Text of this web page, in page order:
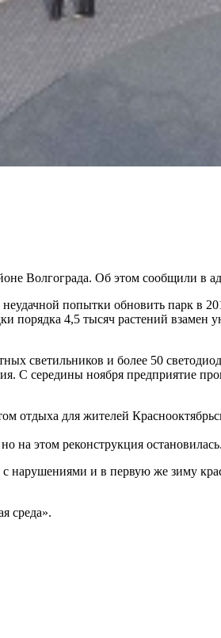
Волгограда. Об этом сообщили в
попытки обновить парк в
порядка 4,5 тысяч растений взамен
светильников и более 50
С середины ноября предприятие
отдыха для жителей
на этом реконструкция остановилась.
нарушениями и в первую же зиму
среда».